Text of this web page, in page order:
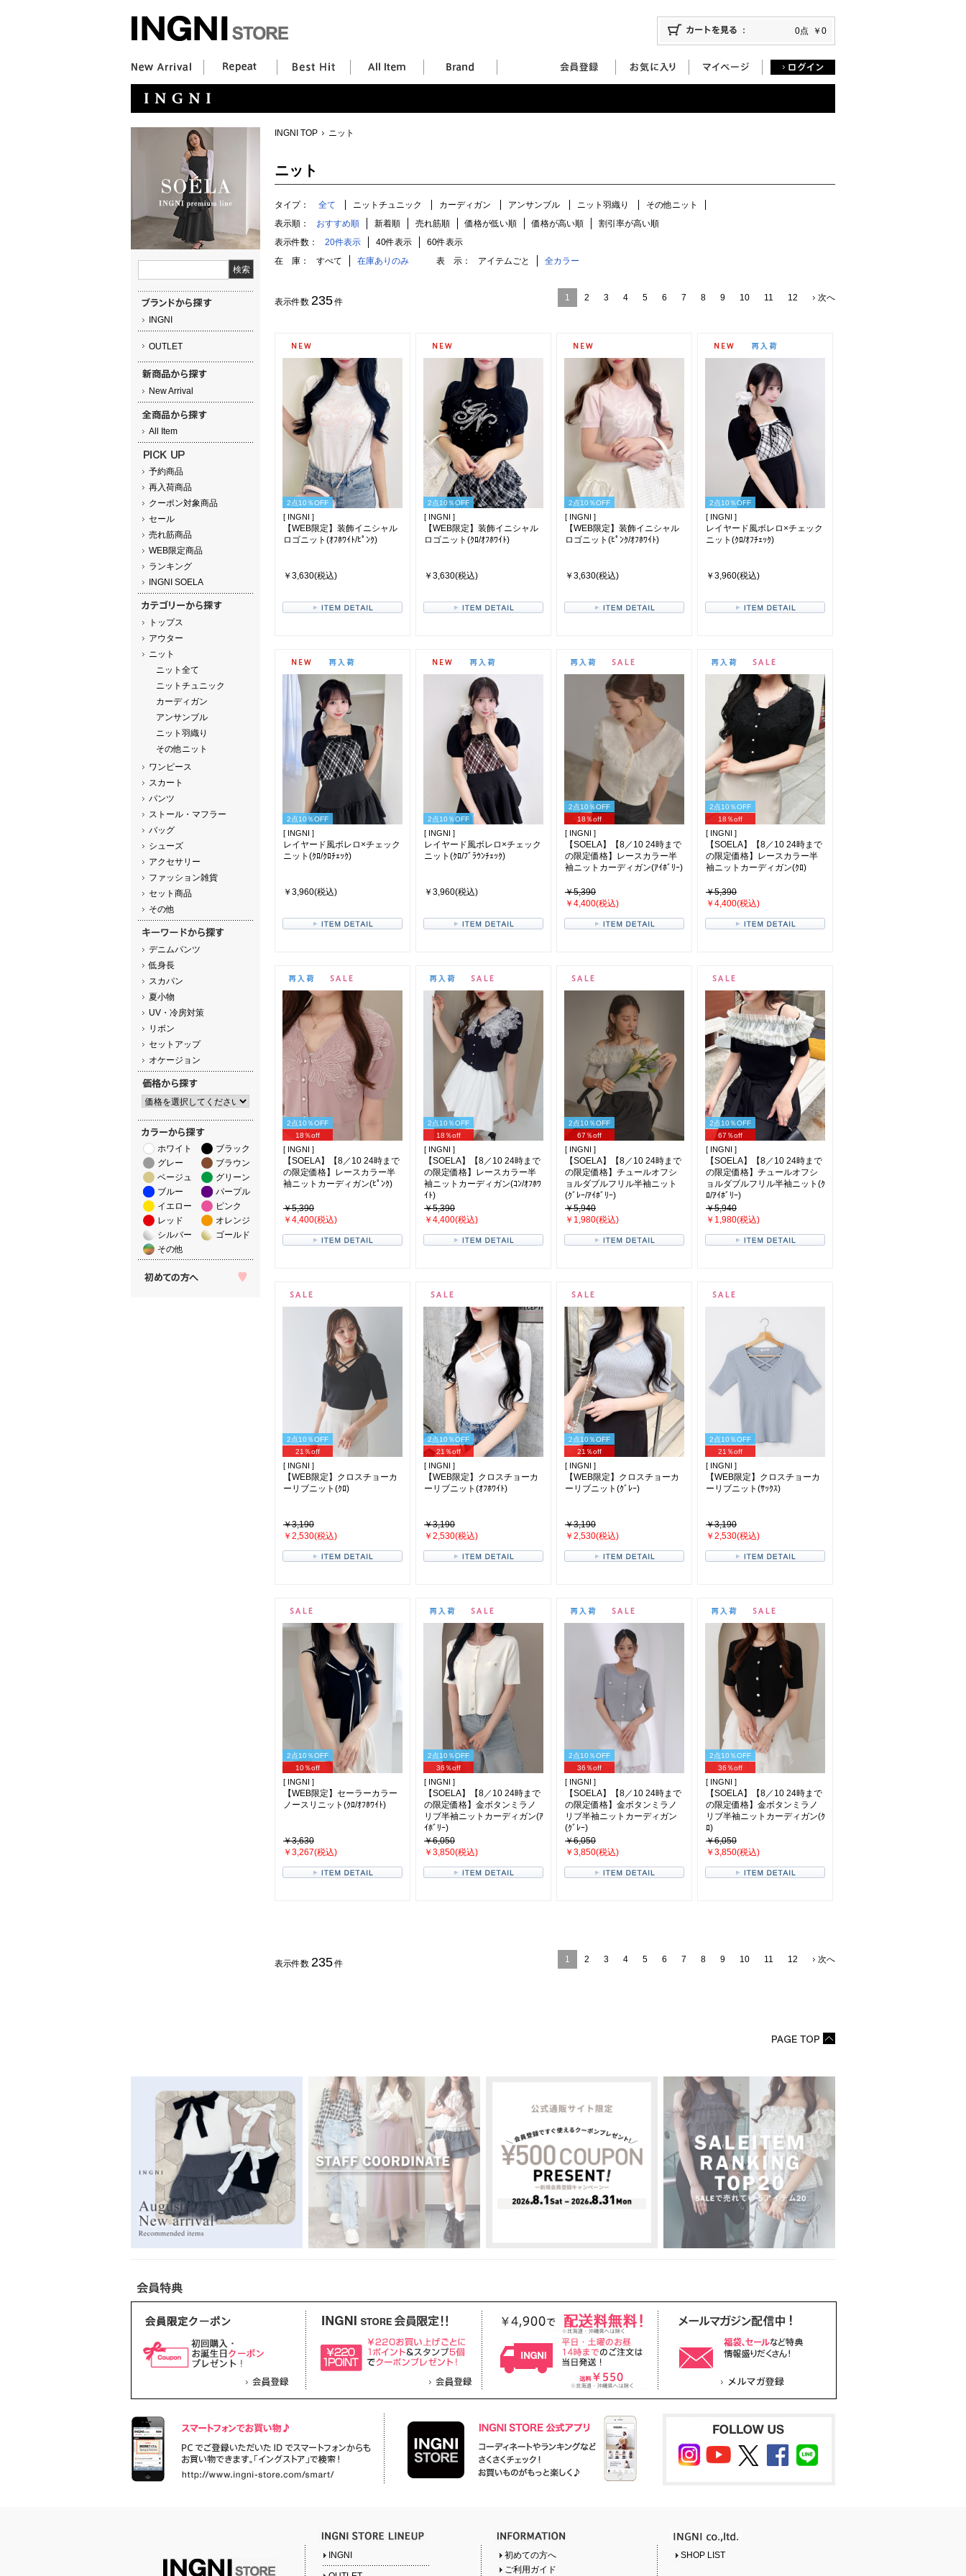
0点 ￥0
INGNI
OUTLET
New Arrival
All Item
予約商品
再入荷商品
クーポン対象商品
セール
売れ筋商品
WEB限定商品
ランキング
INGNI SOELA
トップス
アウター
ニット
ニット全て
ニットチュニック
カーディガン
アンサンブル
ニット羽織り
その他ニット
ワンピース
スカート
パンツ
ストール・マフラー
バッグ
シューズ
アクセサリー
ファッション雑貨
セット商品
その他
デニムパンツ
低身長
スカパン
夏小物
UV・冷房対策
リボン
セットアップ
オケージョン
ホワイト
ブラック
グレー
ブラウン
ベージュ
グリーン
ブルー
パープル
イエロー
ピンク
レッド
オレンジ
シルバー
ゴールド
その他
INGNI TOP ニット
ニット
タイプ： 全て ニットチュニック カーディガン アンサンブル ニット羽織り
その他ニット
表示順：
おすすめ順 新着順 売れ筋順 価格が低い順 価格が高い順
割引率が高い順
表示件数：
20件表示 40件表示
60件表示
在 庫：
すべて 在庫ありのみ 表 示： アイテムごと 全カラー
表示件数 235 件 1 2 3 4 5 6 7 8 9 10 11 12 次へ
2点10％OFF
[ INGNI ]
【WEB限定】装飾イニシャル
ロゴニット(ｵﾌﾎﾜｲﾄ/ﾋﾟﾝｸ)
￥3,630(税込)
2点10％OFF
[ INGNI ]
【WEB限定】装飾イニシャル
ロゴニット(ｸﾛ/ｵﾌﾎﾜｲﾄ)
￥3,630(税込)
2点10％OFF
[ INGNI ]
【WEB限定】装飾イニシャル
ロゴニット(ﾋﾟﾝｸ/ｵﾌﾎﾜｲﾄ)
￥3,630(税込)
2点10％OFF
[ INGNI ]
レイヤード風ボレロ×チェック
ニット(ｸﾛ/ｵﾌﾁｪｯｸ)
￥3,960(税込)
2点10％OFF
[ INGNI ]
レイヤード風ボレロ×チェック
ニット(ｸﾛ/ｸﾛﾁｪｯｸ)
￥3,960(税込)
2点10％OFF
[ INGNI ]
レイヤード風ボレロ×チェック
ニット(ｸﾛ/ﾌﾞﾗｳﾝﾁｪｯｸ)
￥3,960(税込)
2点10％OFF
18％off
[ INGNI ]
【SOELA】【8／10 24時まで
の限定価格】レースカラー半
袖ニットカーディガン(ｱｲﾎﾞﾘｰ)
￥5,390
￥4,400(税込)
2点10％OFF
18％off
[ INGNI ]
【SOELA】【8／10 24時まで
の限定価格】レースカラー半
袖ニットカーディガン(ｸﾛ)
￥5,390
￥4,400(税込)
2点10％OFF
18％off
[ INGNI ]
【SOELA】【8／10 24時まで
の限定価格】レースカラー半
袖ニットカーディガン(ﾋﾟﾝｸ)
￥5,390
￥4,400(税込)
2点10％OFF
18％off
[ INGNI ]
【SOELA】【8／10 24時まで
の限定価格】レースカラー半
袖ニットカーディガン(ｺﾝ/ｵﾌﾎﾜ
ｲﾄ)
￥5,390
￥4,400(税込)
2点10％OFF
67％off
[ INGNI ]
【SOELA】【8／10 24時まで
の限定価格】チュールオフシ
ョルダブルフリル半袖ニット
(ｸﾞﾚｰ/ｱｲﾎﾞﾘｰ)
￥5,940
￥1,980(税込)
2点10％OFF
67％off
[ INGNI ]
【SOELA】【8／10 24時まで
の限定価格】チュールオフシ
ョルダブルフリル半袖ニット(ｸ
ﾛ/ｱｲﾎﾞﾘｰ)
￥5,940
￥1,980(税込)
2点10％OFF
21％off
[ INGNI ]
【WEB限定】クロスチョーカ
ーリブニット(ｸﾛ)
￥3,190
￥2,530(税込)
2点10％OFF
21％off
[ INGNI ]
【WEB限定】クロスチョーカ
ーリブニット(ｵﾌﾎﾜｲﾄ)
￥3,190
￥2,530(税込)
2点10％OFF
21％off
[ INGNI ]
【WEB限定】クロスチョーカ
ーリブニット(ｸﾞﾚｰ)
￥3,190
￥2,530(税込)
2点10％OFF
21％off
[ INGNI ]
【WEB限定】クロスチョーカ
ーリブニット(ｻｯｸｽ)
￥3,190
￥2,530(税込)
2点10％OFF
10％off
[ INGNI ]
【WEB限定】セーラーカラー
ノースリニット(ｸﾛ/ｵﾌﾎﾜｲﾄ)
￥3,630
￥3,267(税込)
2点10％OFF
36％off
[ INGNI ]
【SOELA】【8／10 24時まで
の限定価格】金ボタンミラノ
リブ半袖ニットカーディガン(ｱ
ｲﾎﾞﾘｰ)
￥6,050
￥3,850(税込)
2点10％OFF
36％off
[ INGNI ]
【SOELA】【8／10 24時まで
の限定価格】金ボタンミラノ
リブ半袖ニットカーディガン
(ｸﾞﾚｰ)
￥6,050
￥3,850(税込)
2点10％OFF
36％off
[ INGNI ]
【SOELA】【8／10 24時まで
の限定価格】金ボタンミラノ
リブ半袖ニットカーディガン(ｸ
ﾛ)
￥6,050
￥3,850(税込)
表示件数 235 件 1 2 3 4 5 6 7 8 9 10 11 12 次へ
INGNI
初めての方へ
ご利用ガイド
SHOP LIST